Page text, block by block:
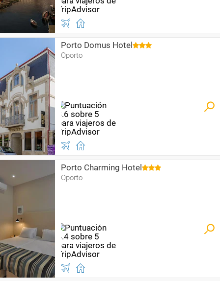
Porto Domus Hotel
Oporto
Porto Charming Hotel
Oporto